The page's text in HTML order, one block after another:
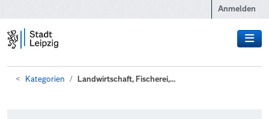
Anmelden
Kategorien Landwirtschaft, Fischerei,...